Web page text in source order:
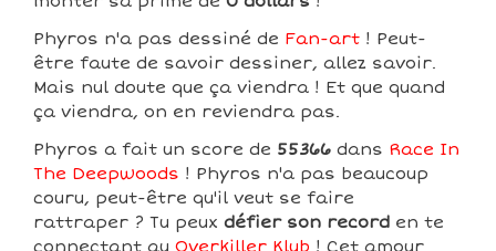
Phyros n'a pas dessiné de Fan-art ! Peut-
être faute de savoir dessiner, allez savoir.
Mais nul doute que ça viendra ! Et que quand
ça viendra, on en reviendra pas.
Phyros a fait un score de 55366 dans Race In
The Deepwoods ! Phyros n'a pas beaucoup
couru, peut-être qu'il veut se faire
rattraper ? Tu peux défier son record en te
connectant au Overkiller Klub ! Cet amour